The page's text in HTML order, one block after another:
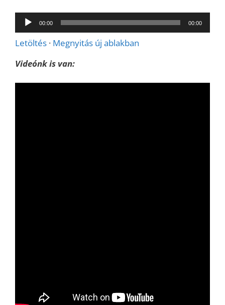
Audió
lejátszó
00:00 00:00
Letöltés · Megnyitás új ablakban
Videónk is van: